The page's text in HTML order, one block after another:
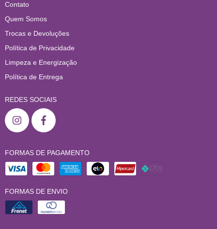
Contato
Quem Somos
Trocas e Devoluções
Política de Privacidade
Limpeza e Energização
Política de Entrega
REDES SOCIAIS
FORMAS DE PAGAMENTO
FORMAS DE ENVIO